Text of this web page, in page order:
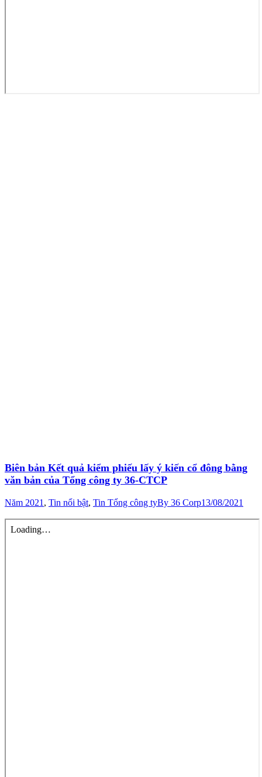
Biên bản Kết quả kiểm phiếu lấy ý kiến cổ đông bằng
văn bản của Tổng công ty 36-CTCP
Năm 2021 , Tin nổi bật, Tin Tổng công tyBy 36 Corp13/08/2021